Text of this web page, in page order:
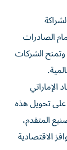
الصادرات
وتمنح الشركات
تحويل هذه
المتقدم،
الاقتصادية